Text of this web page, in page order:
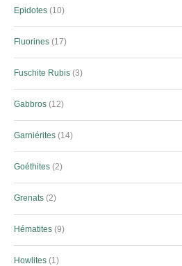
Epidotes 10
Fluorines 17
Fuschite Rubis 3
Gabbros 12
Garniérites 14
Goéthites 2
Grenats 2
Hématites 9
Howlites 1